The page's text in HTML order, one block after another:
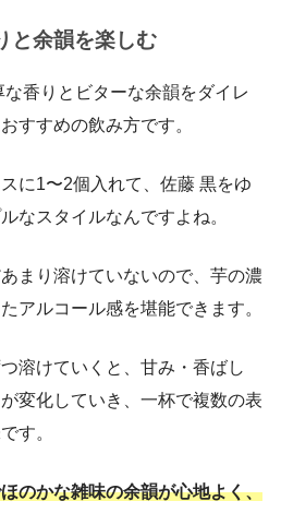
と余韻を楽しむ
香りとビターな余韻をダイレ
すすめの飲み方です。
に1〜2個入れて、佐藤 黒をゆ
なスタイルなんですよね。
まり溶けていないので、芋の濃
アルコール感を堪能できます。
溶けていくと、甘み・香ばし
変化していき、一杯で複数の表
す。
のかな雑味の余韻が心地よく、